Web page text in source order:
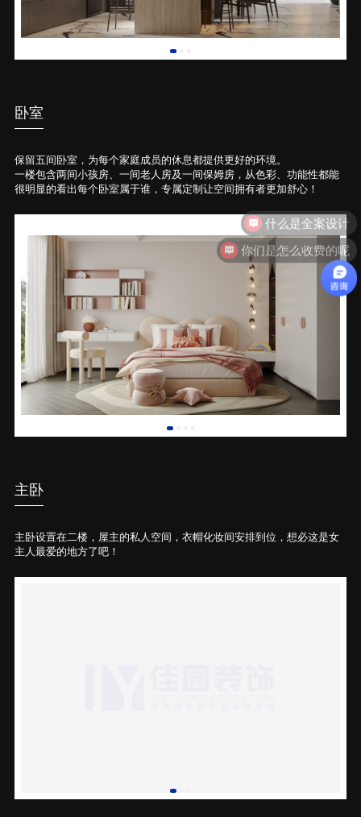
卧室
保留五间卧室，为每个家庭成员的休息都提供更好的环境。
一楼包含两间小孩房、一间老人房及一间保姆房，从色彩、功能性都能
很明显的看出每个卧室属于谁，专属定制让空间拥有者更加舒心！
主卧
主卧设置在二楼，屋主的私人空间，衣帽化妆间安排到位，想必这是女
主人最爱的地方了吧！
你们是怎么收费的呢